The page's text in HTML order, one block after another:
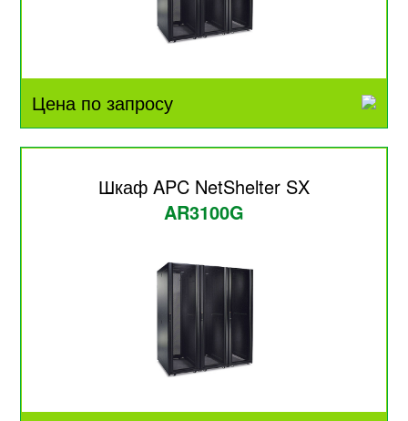
Цена по запросу
Шкаф APC NetShelter SX
AR3100G